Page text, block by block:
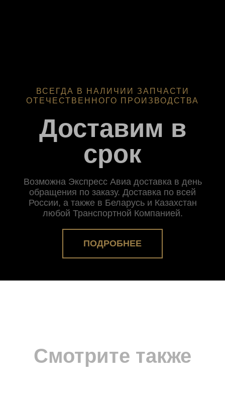
ВСЕГДА В НАЛИЧИИ ЗАПЧАСТИ
ОТЕЧЕСТВЕННОГО ПРОИЗВОДСТВА
Доставим в
срок
Возможна Экспресс Авиа доставка в день
обращения по заказу. Доставка по всей
России, а также в Беларусь и Казахстан
любой Транспортной Компанией.
ПОДРОБНЕЕ
Смотрите также